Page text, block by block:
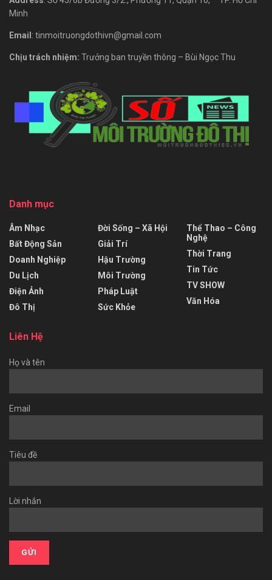
Minh
Email : tinmoitruongdothivn@gmail.com
Chịu trách nhiệm: Trưởng ban truyền thông – Bùi Ngọc Thu
Danh mục
Âm Nhạc
Bất Động Sản
Doanh Nghiệp
Du Lịch
Điện Ảnh
Đô Thị
Đời Sống – Xã Hội
Giải Trí
Hậu Trường
Môi Trường
Pháp Luật
Sức Khỏe
Thể Thao – Công
Nghệ
Thời Trang
Tin Tức
TV SHOW
Văn Hóa
Liên Hệ
Họ và tên
Email
Tiêu đề
Lời nhắn